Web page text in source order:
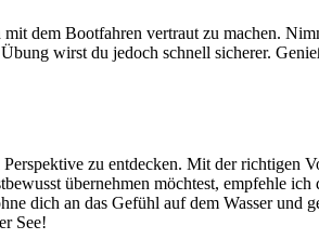
dem Bootfahren vertraut zu machen.
wirst du jedoch schnell sicherer.
zu entdecken. Mit der richtigen
übernehmen möchtest, empfehle
dich an das Gefühl auf dem Wasser und
See!